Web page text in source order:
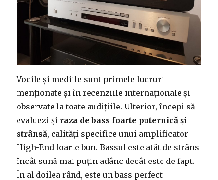
Vocile și mediile sunt primele lucruri
menționate și în recenziile internaționale și
observate la toate audițiile. Ulterior, începi să
evaluezi și raza de bass foarte puternică și
strânsă, calități specifice unui amplificator
High-End foarte bun. Bassul este atât de strâns
încât sună mai puțin adânc decât este de fapt.
În al doilea rând, este un bass perfect